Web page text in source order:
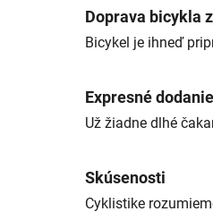
Doprava bicykla
Bicykel je ihneď
Expresné dodanie
Už žiadne dlhé
Skúsenosti
Cyklistike